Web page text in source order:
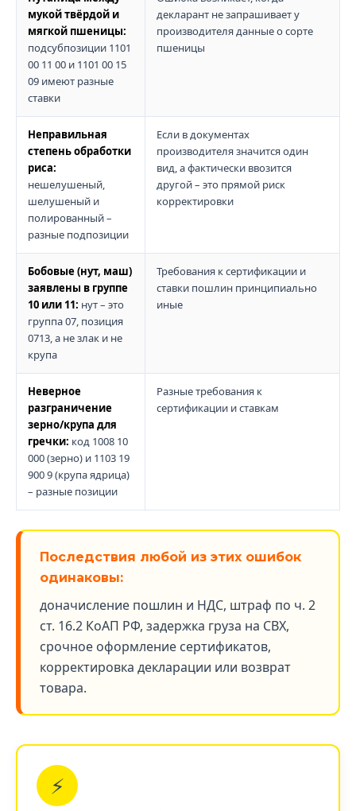
мукой твёрдой и
мягкой пшеницы:
подсубпозиции 1101
00 11 00 и 1101 00 15
09 имеют разные
ставки
декларант не запрашивает у
производителя данные о сорте
пшеницы
Неправильная
степень обработки
риса:
нешелушеный,
шелушеный и
полированный –
разные подпозиции
Если в документах
производителя значится один
вид, а фактически ввозится
другой – это прямой риск
корректировки
Бобовые (нут, маш)
заявлены в группе
10 или 11: нут – это
группа 07, позиция
0713, а не злак и не
крупа
Требования к сертификации и
ставки пошлин принципиально
иные
Неверное
разграничение
зерно/крупа для
гречки: код 1008 10
000 (зерно) и 1103 19
900 9 (крупа ядрица)
– разные позиции
Разные требования к
сертификации и ставкам
Последствия любой из этих ошибок
одинаковы:
доначисление пошлин и НДС, штраф по ч. 2
ст. 16.2 КоАП РФ, задержка груза на СВХ,
срочное оформление сертификатов,
корректировка декларации или возврат
товара.
⚡